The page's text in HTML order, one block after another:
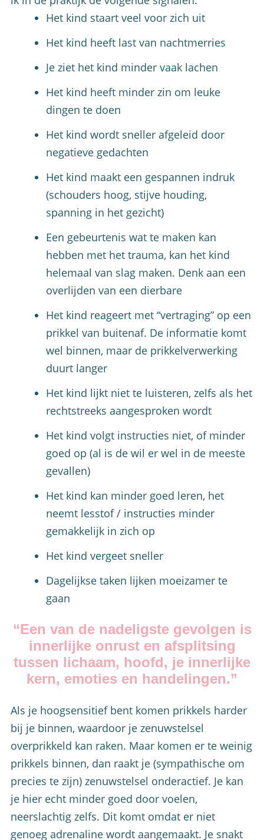
Het kind staart veel voor zich uit
Het kind heeft last van nachtmerries
Je ziet het kind minder vaak lachen
Het kind heeft minder zin om leuke
dingen te doen
Het kind wordt sneller afgeleid door
negatieve gedachten
Het kind maakt een gespannen indruk
(schouders hoog, stijve houding,
spanning in het gezicht)
Een gebeurtenis wat te maken kan
hebben met het trauma, kan het kind
helemaal van slag maken. Denk aan een
overlijden van een dierbare
Het kind reageert met “vertraging” op een
prikkel van buitenaf. De informatie komt
wel binnen, maar de prikkelverwerking
duurt langer
Het kind lijkt niet te luisteren, zelfs als het
rechtstreeks aangesproken wordt
Het kind volgt instructies niet, of minder
goed op (al is de wil er wel in de meeste
gevallen)
Het kind kan minder goed leren, het
neemt lesstof / instructies minder
gemakkelijk in zich op
Het kind vergeet sneller
Dagelijkse taken lijken moeizamer te
gaan
“Een van de nadeligste gevolgen is
innerlijke onrust en afsplitsing
tussen lichaam, hoofd, je innerlijke
kern, emoties en handelingen.”
Als je hoogsensitief bent komen prikkels harder
bij je binnen, waardoor je zenuwstelsel
overprikkeld kan raken. Maar komen er te weinig
prikkels binnen, dan raakt je (sympathische om
precies te zijn) zenuwstelsel onderactief. Je kan
je hier echt minder goed door voelen,
neerslachtig zelfs. Dit komt omdat er niet
genoeg adrenaline wordt aangemaakt. Je snakt